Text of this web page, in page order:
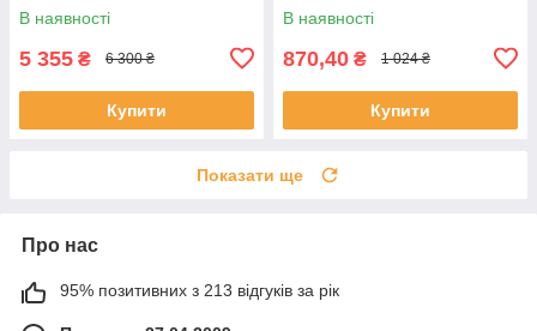
В наявності
5 355 ₴ 6 300 ₴
Купити
В наявності
870,40 ₴ 1 024 ₴
Купити
Показати ще
Про нас
95% позитивних з 213 відгуків за рік